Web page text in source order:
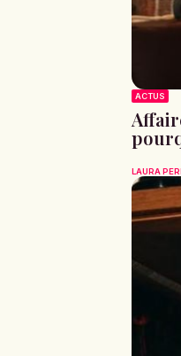
ACTUS
LAURA